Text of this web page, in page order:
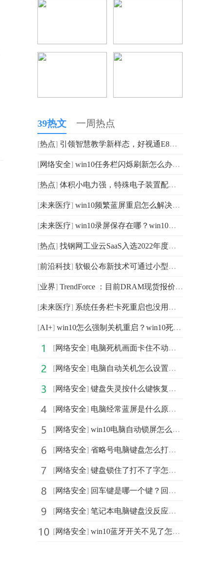
39热文 一周热点
[热点] 引领智慧教学新样态，好视通E8让教育更智慧
[网络安全] win10任务栏闪烁刷新怎么办？win10任务栏闪烁刷新的方法
[热点] 体积小电力强，特殊电子装置配备GP超霸特种电池续航更持久
[未来医疗] win10频繁蓝屏重启怎么解决？win10电脑无限蓝屏重启怎么办？
[未来医疗] win10录屏保存在哪？win10录屏保存路径在哪里？
[热点] 找钢网工业云SaaS入选2022年度中小企业“链式”数字化转
[前沿科技] 软银公布新技术可通过小型无人机探测灾害中被沙土瓦砾掩
[业界] TrendForce ：目前DRAM现货报价仍在保持下跌的趋势
[未来医疗] 系统任务栏卡死重启也没用怎么办？电脑底部任务栏无响应
[AI+] win10怎么强制关机重启？win10死机强制重启快捷键是什么？
[网络安全] 电脑死机画面卡住不动怎么解决？电脑突然卡死画面定住怎
[网络安全] 电脑自动关机怎么设置？电脑怎么设置自动关机？电脑设置
[网络安全] 键盘失灵按什么键恢复？电脑键盘突然没反应了怎么办？电
[网络安全] 电脑经常蓝屏是什么原因？电脑频繁蓝屏的解决办法 电脑
[网络安全] win10电脑自动锁屏怎么设置？怎么设置电脑几分钟自动锁屏
[网络安全] 省略号电脑键盘怎么打？省略号在键盘上的哪里？如何输入
[网络安全] 键盘锁住了打不了字怎么办？键盘锁住了打不了字怎么解锁
[网络安全] 回车键是哪一个键？回车键有什么用？键盘上的回车键有什
[网络安全] 笔记本电脑键盘没反应怎么办？笔记本键盘没反应解决方法
[网络安全] win10蓝牙开关不见了怎么办？win10蓝牙怎么打开？win10蓝